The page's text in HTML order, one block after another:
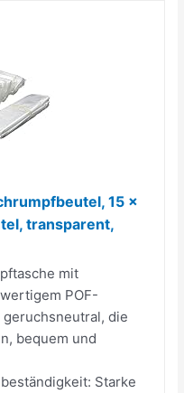
15 x
transparent,
mit
POF-
die
bequem und
Starke